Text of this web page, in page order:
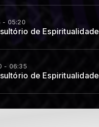
- 05:20
de Espiritualidade
- 06:35
de Espiritualidade